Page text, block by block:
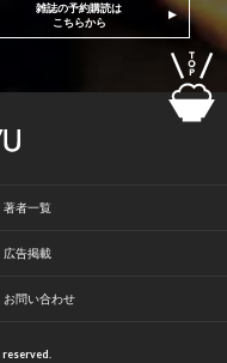
雑誌の予約購読は
こちらから
著者一覧
広告掲載
お問い合わせ